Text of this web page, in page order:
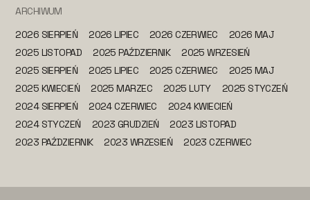
ARCHIWUM
2026 SIERPIEŃ
2026 LIPIEC 2026 CZERWIEC
2026 MAJ
2025 LISTOPAD
2025 PAŹDZIERNIK
2025 WRZESIEŃ
2025 SIERPIEŃ
2025 LIPIEC 2025 CZERWIEC
2025 MAJ
2025 KWIECIEŃ
2025 MARZEC 2025 LUTY
2025 STYCZEŃ
2024 SIERPIEŃ
2024 CZERWIEC
2024 KWIECIEŃ
2024 STYCZEŃ
2023 GRUDZIEŃ
2023 LISTOPAD
2023 PAŹDZIERNIK
2023 WRZESIEŃ 2023 CZERWIEC